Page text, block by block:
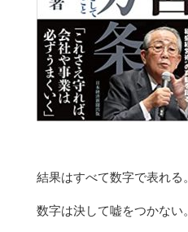
結果はすべて数字で表れる。
数字は決して嘘をつかない。